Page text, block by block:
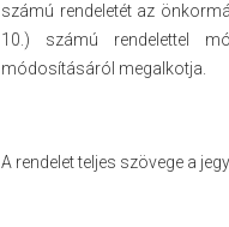
számú rendeletét az
10.) számú rendelettel
módosításáról megalkotja.
A rendelet teljes szövege a